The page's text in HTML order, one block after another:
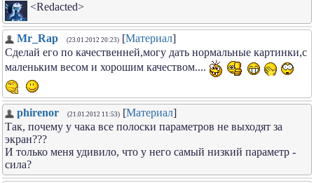
<Redacted>
Mr_Rap (23.01.2012 20:23) [Материал]
Сделай его по качественней,могу дать нормальные картинки,с
маленьким весом и хорошим качеством....
phirenor (21.01.2012 11:53) [Материал]
Так, почему у чака все полоски параметров не выходят за
экран???
И только меня удивило, что у него самый низкий параметр -
сила?